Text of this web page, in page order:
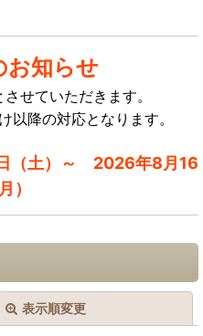
お知らせ
せていただきます。
以降の対応となります。
土）～ 2026年8月16
）
表示順変更